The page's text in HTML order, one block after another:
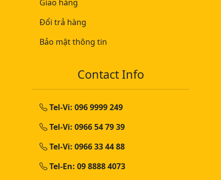
Giao hàng
Đổi trả hàng
Bảo mật thông tin
Contact Info
Tel-Vi: 096 9999 249
Tel-Vi: 0966 54 79 39
Tel-Vi: 0966 33 44 88
Tel-En: 09 8888 4073